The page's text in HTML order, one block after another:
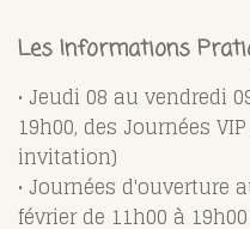
Les Informations
• Jeudi 08 au vendredi
19h00, des Journées
invitation)
• Journées d'ouverture
février de 11h00 à